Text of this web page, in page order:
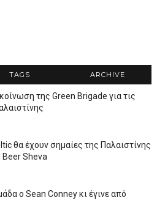
TAGS ARCHIVE
της Green Brigade για τις
θα έχουν σημαίες της Παλαιστίνης
Beer Sheva
ο Sean Conney κι έγινε από